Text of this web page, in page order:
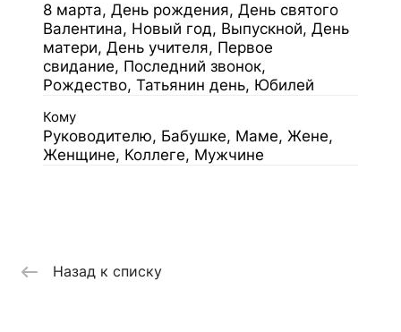
8 марта, День рождения, День святого
Валентина, Новый год, Выпускной, День
матери, День учителя, Первое
свидание, Последний звонок,
Рождество, Татьянин день, Юбилей
Кому
Руководителю, Бабушке, Маме, Жене,
Женщине, Коллеге, Мужчине
Назад к списку